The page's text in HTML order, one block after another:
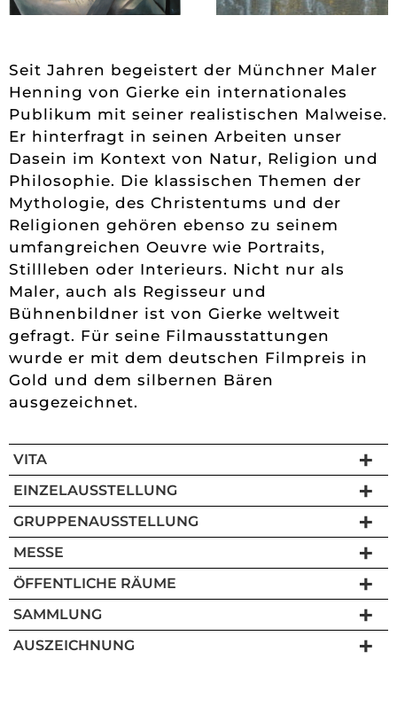
Seit Jahren begeistert der Münchner Maler
Henning von Gierke ein internationales
Publikum mit seiner realistischen Malweise.
Er hinterfragt in seinen Arbeiten unser
Dasein im Kontext von Natur, Religion und
Philosophie. Die klassischen Themen der
Mythologie, des Christentums und der
Religionen gehören ebenso zu seinem
umfangreichen Oeuvre wie Portraits,
Stillleben oder Interieurs. Nicht nur als
Maler, auch als Regisseur und
Bühnenbildner ist von Gierke weltweit
gefragt. Für seine Filmausstattungen
wurde er mit dem deutschen Filmpreis in
Gold und dem silbernen Bären
ausgezeichnet.
VITA
EINZELAUSSTELLUNG
GRUPPENAUSSTELLUNG
MESSE
ÖFFENTLICHE RÄUME
SAMMLUNG
AUSZEICHNUNG